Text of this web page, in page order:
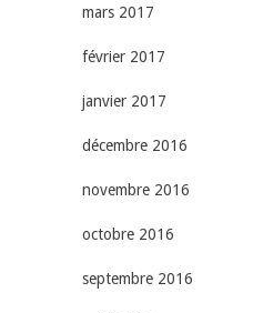
mars 2017
février 2017
janvier 2017
décembre 2016
novembre 2016
octobre 2016
septembre 2016